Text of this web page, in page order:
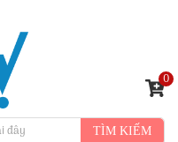
TÌM KIẾM
0